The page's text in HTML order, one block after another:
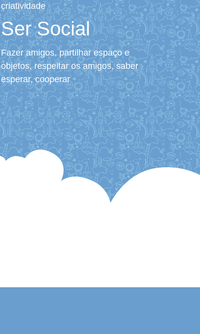
criatividade
Ser Social
Fazer amigos, partilhar espaço e
objetos, respeitar os amigos, saber
esperar, cooperar